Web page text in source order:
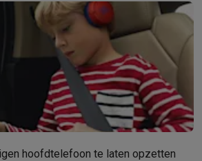
hoofdtelefoon te laten opzetten